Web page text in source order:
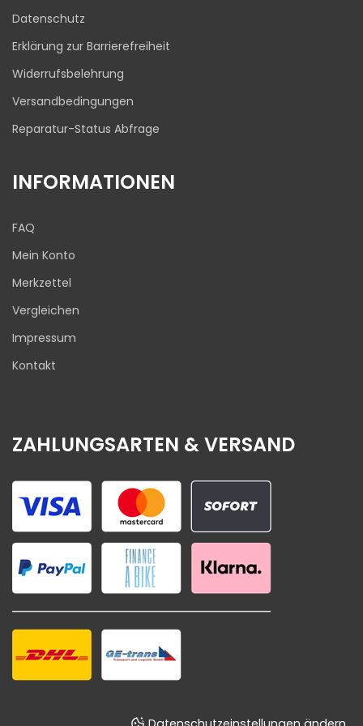
Datenschutz
Erklärung zur Barrierefreiheit
Widerrufsbelehrung
Versandbedingungen
Reparatur-Status Abfrage
INFORMATIONEN
FAQ
Mein Konto
Merkzettel
Vergleichen
Impressum
Kontakt
ZAHLUNGSARTEN & VERSAND